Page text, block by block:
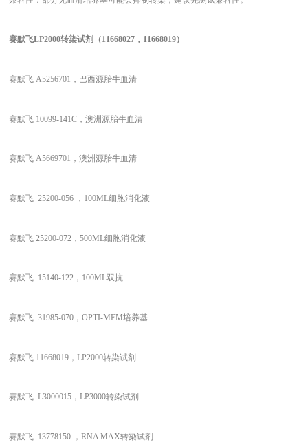
赛默飞LP2000转染试剂（11668027，11668019）
赛默飞 A5256701，巴西源胎牛血清
赛默飞 10099-141C，澳洲源胎牛血清
赛默飞 A5669701，澳洲源胎牛血清
赛默飞 25200-056 ，100ML细胞消化液
赛默飞 25200-072，500ML细胞消化液
赛默飞 15140-122，100ML双抗
赛默飞 31985-070，OPTI-MEM培养基
赛默飞 11668019，LP2000转染试剂
赛默飞 L3000015，LP3000转染试剂
赛默飞 13778150 ，RNA MAX转染试剂